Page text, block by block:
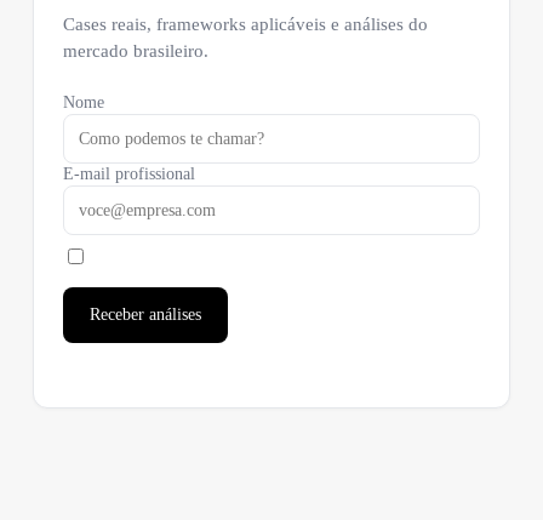
Cases reais, frameworks aplicáveis e análises do
mercado brasileiro.
Nome
E-mail profissional
Receber análises